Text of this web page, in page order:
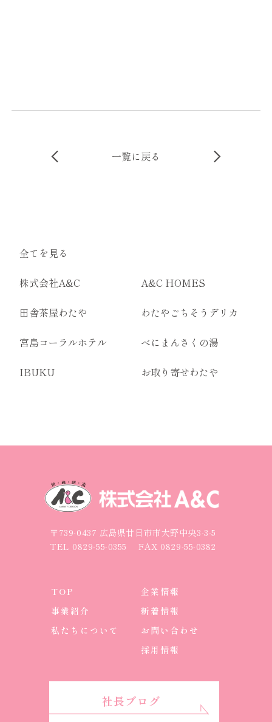
一覧に戻る
全てを見る
株式会社A&C A&C HOMES
田舎茶屋わたや わたやごちそうデリカ
宮島コーラルホテル べにまんさくの湯
IBUKU お取り寄せわたや
〒739-0437 広島県廿日市市大野中央3-3-5
TEL 0829-55-0355 FAX 0829-55-0382
TOP
事業紹介
私たちについて
企業情報
新着情報
お問い合わせ
採用情報
社長ブログ